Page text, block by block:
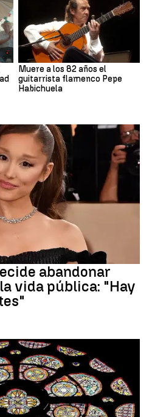
Muere a los 82 años el
guitarrista flamenco Pepe
Habichuela
abandonar
vida pública: "Hay